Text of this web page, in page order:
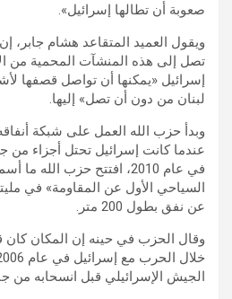
صعوبة أن تطالها إسرائيل».
ويقول العميد المتقاعد هشام جابر،
تصل إلى هذه المنشآت المحمية من
إسرائيل «يمكنها أن تواصل قصفها
لبنان من دون أن تصل» إليها.
وبدأ حزب الله العمل على شبكة
عندما كانت إسرائيل تحتل أجزاء من
في عام 2010، افتتح حزب الله
السياحي الأول عن المقاومة» في
عن نفق بطول 200 متر.
وقال الحزب في حينه إن المكان
الجيش الإسرائيلي قبل انسحابه من